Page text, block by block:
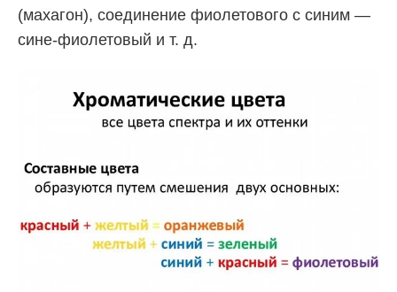
(махагон), соединение фиолетового с синим —
сине-фиолетовый и т. д.